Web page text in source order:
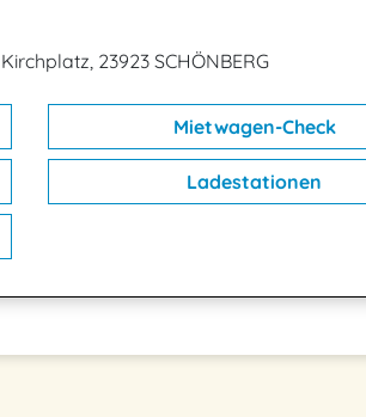
Kirchplatz, 23923 SCHÖNBERG
Mietwagen-Check
Ladestationen